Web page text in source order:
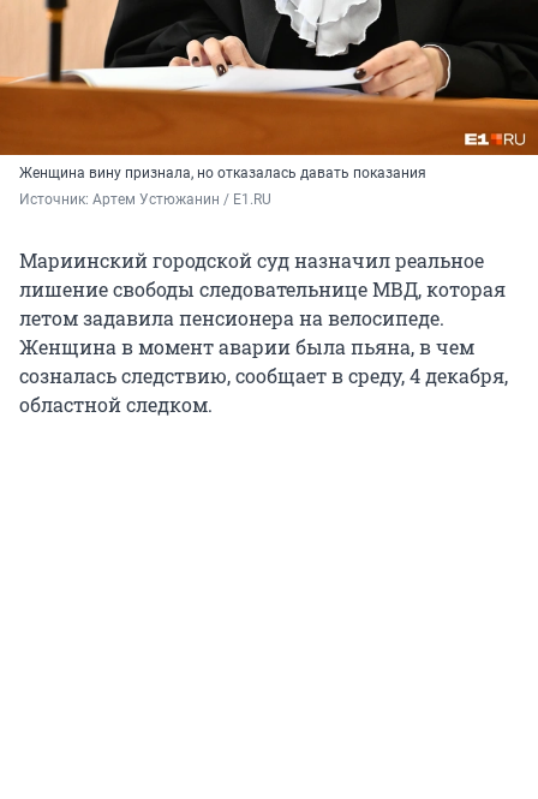
Женщина вину признала, но отказалась давать показания
Источник: Артем Устюжанин / E1.RU
Мариинский городской суд назначил реальное
лишение свободы следовательнице МВД, которая
летом задавила пенсионера на велосипеде.
Женщина в момент аварии была пьяна, в чем
созналась следствию, сообщает в среду, 4 декабря,
областной следком.